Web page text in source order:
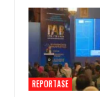
REPORTASE